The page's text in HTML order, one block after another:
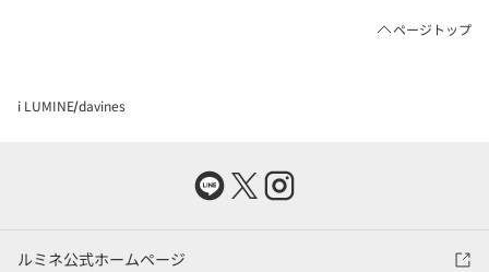
ページトップ
i LUMINE davines
ルミネ公式ホームページ